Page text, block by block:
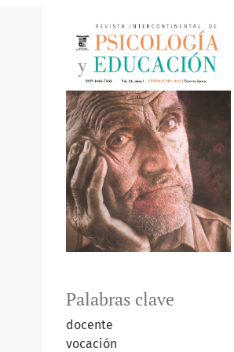
Palabras clave
docente
vocación